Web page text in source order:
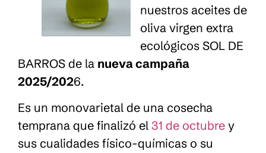
nuestros aceites de
oliva virgen extra
ecológicos SOL DE
BARROS de la nueva campaña
2025/2026.
Es un monovarietal de una cosecha
temprana que finalizó el 31 de octubre y
sus cualidades físico-químicas o su